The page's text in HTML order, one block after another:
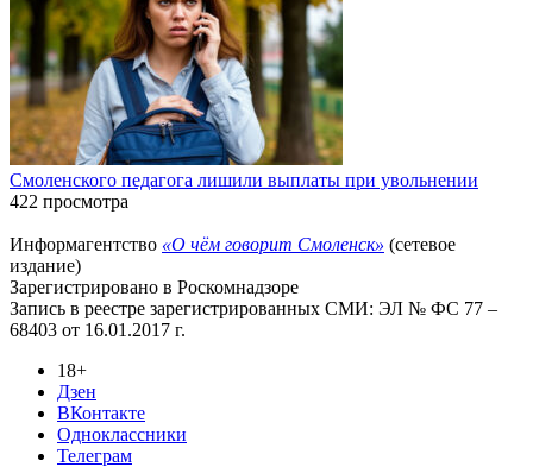
Смоленского педагога лишили выплаты при увольнении
422 просмотра
Информагентство «О чём говорит Смоленск» (сетевое
издание)
Зарегистрировано в Роскомнадзоре
Запись в реестре зарегистрированных СМИ: ЭЛ № ФС 77 –
68403 от 16.01.2017 г.
18+
Дзен
ВКонтакте
Одноклассники
Телеграм